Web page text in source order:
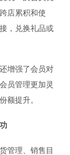
店累积和使
，兑换礼品或
增强了会员对
员管理更加灵
额提升。
管理、销售目